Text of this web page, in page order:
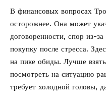
В финансовых вопросах
осторожнее. Она может
договоренности, спор из-
покупку после стресса.
на пике обиды. Лучше
посмотреть на ситуацию
требует холодной головы,